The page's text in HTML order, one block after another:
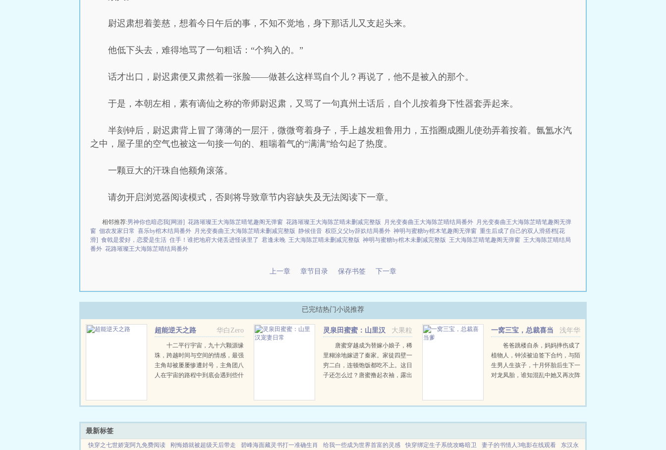
尉迟肃想着姜慈，想着今日午后的事，不知不觉地，身下那话儿又支起头来。
他低下头去，难得地骂了一句粗话：“个狗入的。”
话才出口，尉迟肃便又肃然着一张脸——做甚么这样骂自个儿？再说了，他不是被入的那个。
于是，本朝左相，素有谪仙之称的帝师尉迟肃，又骂了一句真州土话后，自个儿按着身下性器套弄起来。
半刻钟后，尉迟肃背上冒了薄薄的一层汗，微微弯着身子，手上越发粗鲁用力，五指圈成圈儿使劲弄着按着。氤氲水汽
之中，屋子里的空气也被这一句接一句的、粗喘着气的“满满”给勾起了热度。
一颗豆大的汗珠自他额角滚落。
请勿开启浏览器阅读模式，否则将导致章节内容缺失及无法阅读下一章。
相邻推荐:男神你也暗恋我[网游] 花路璀璨王大海陈芷晴笔趣阁无弹窗 花路璀璨王大海陈芷晴未删减完整版 月光变奏曲王大海陈芷晴结局番外 月光变奏曲王大海陈芷晴笔趣阁无弹
窗 佃农发家日常 喜乐by棺木结局番外 月光变奏曲王大海陈芷晴未删减完整版 静候佳音 权臣义父by辞奺结局番外 神明与蜜糖by棺木笔趣阁无弹窗 重生后成了自己的双人滑搭档[花
滑] 食戟是爱好，恋爱是生活 住手！谁把地府大佬丢进怪谈里了 君逢未晚 王大海陈芷晴未删减完整版 神明与蜜糖by棺木未删减完整版 王大海陈芷晴笔趣阁无弹窗 王大海陈芷晴结局
番外 花路璀璨王大海陈芷晴结局番外
上一章 章节目录 保存书签 下一章
已完结热门小说推荐
华白Zero
超能逆天之路
十二平行宇宙，九十六颗源缘
珠，跨越时间与空间的情感，最强
主角却被屡屡惨遭封号，主角团八
人在宇宙的路程中到底会遇到些什
灵兽，这些都与主角们有什么联系
大果粒
灵泉田蜜蜜：山里汉
宠妻日常
唐蜜穿越成为替嫁小娘子，稀
里糊涂地嫁进了秦家。家徒四壁一
穷二白，连顿饱饭都吃不上。这日
子还怎么过？唐蜜撸起衣袖，露出
们的日子是越过越好！男人一把将
浅年华
一窝三宝，总裁喜当
爸爸跳楼自杀，妈妈摔伤成了
植物人，钟浈被迫签下合约，与陌
生男人生孩子，十月怀胎后生下一
对龙凤胎，谁知混乱中她又再次阵
子远离这座城市，三年才敢再回
最新标签
快穿之七世娇宠阿九免费阅读 刚悔婚就被超级天后带走 碧峰海面藏灵书打一准确生肖 给我一些成为世界首富的灵感 快穿绑定生子系统攻略暗卫 妻子的书情人3电影在线观看 东汉永